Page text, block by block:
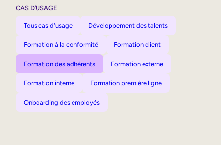
CAS D’USAGE
Tous cas d'usage Développement des talents
Formation à la conformité Formation client
Formation des adhérents Formation externe
Formation interne Formation première ligne
Onboarding des employés